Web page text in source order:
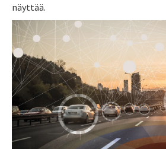
näyttää.